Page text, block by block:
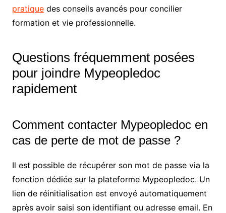
pratiquedes conseils avancés pour concilier
formation et vie professionnelle.
Questions fréquemment posées
pour joindre Mypeopledoc
rapidement
Comment contacter Mypeopledoc en
cas de perte de mot de passe ?
Il est possible de récupérer son mot de passe via la
fonction dédiée sur la plateforme Mypeopledoc. Un
lien de réinitialisation est envoyé automatiquement
après avoir saisi son identifiant ou adresse email. En